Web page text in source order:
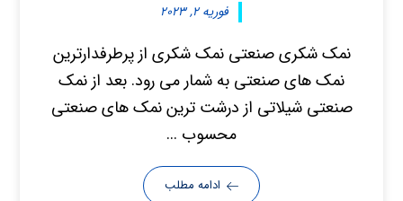
فوریه ۲, ۲۰۲۳
نمک شکری صنعتی نمک شکری از پرطرفدارترین
نمک های صنعتی به شمار می رود. بعد از نمک
صنعتی شیلاتی از درشت ترین نمک های صنعتی
محسوب ...
ادامه مطلب